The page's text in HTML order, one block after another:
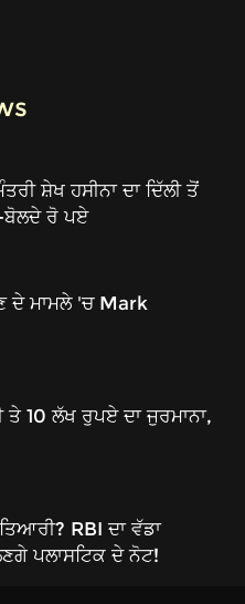
ਸ਼ੇਖ ਹਸੀਨਾ ਦਾ ਦਿੱਲੀ ਤੋਂ
ਬੋਲਦੇ ਰੋ ਪਏ
ਦੇ ਮਾਮਲੇ 'ਚ Mark
10 ਲੱਖ ਰੁਪਏ ਦਾ ਜੁਰਮਾਨਾ,
RBI ਦਾ ਵੱਡਾ
ਪਲਾਸਟਿਕ ਦੇ ਨੋਟ!